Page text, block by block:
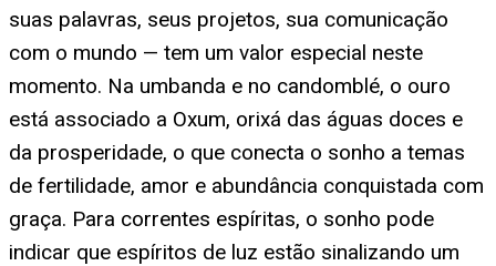
suas palavras, seus projetos, sua comunicação
com o mundo — tem um valor especial neste
momento. Na umbanda e no candomblé, o ouro
está associado a Oxum, orixá das águas doces e
da prosperidade, o que conecta o sonho a temas
de fertilidade, amor e abundância conquistada com
graça. Para correntes espíritas, o sonho pode
indicar que espíritos de luz estão sinalizando um